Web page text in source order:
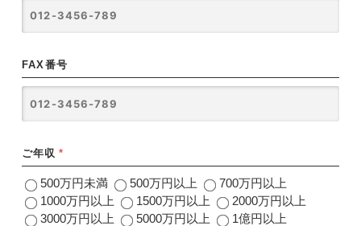
FAX番号
ご年収 *
500万円未満 500万円以上
700万円以上
1000万円以上
1500万円以上
2000万円以上
3000万円以上
5000万円以上 1億円以上